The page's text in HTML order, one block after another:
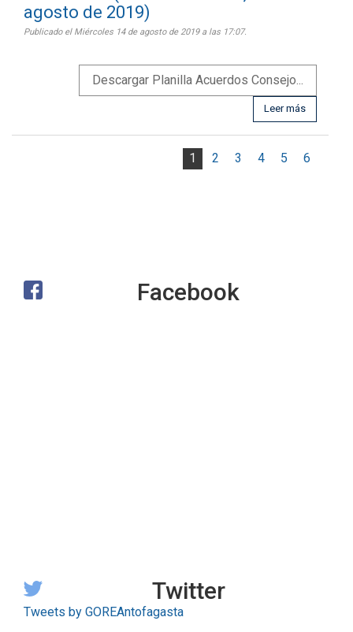
agosto de 2019)
Publicado el Miércoles 14 de agosto de 2019 a las 17:07.
Descargar Planilla Acuerdos Consejo...
Leer más
1 2 3 4 5 6
Facebook
Twitter
Tweets by GOREAntofagasta